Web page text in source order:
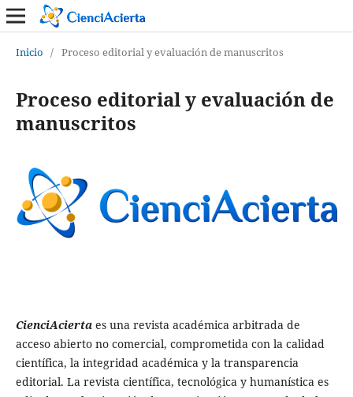
Inicio / Proceso editorial y evaluación de manuscritos
Proceso editorial y evaluación de
manuscritos
CienciAciertaes una revista académica arbitrada de
acceso abierto no comercial, comprometida con la calidad
científica, la integridad académica y la transparencia
editorial. La revista científica, tecnológica y humanística es